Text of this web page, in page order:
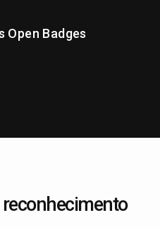
Open Badges